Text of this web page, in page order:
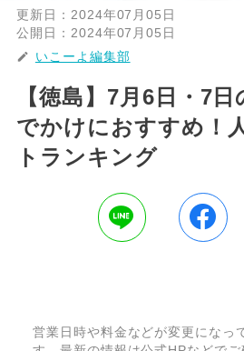
更新日： 2024年07月05日
公開日： 2024年07月05日
いこーよ編集部
【徳島】7月6日・7
でかけにおすすめ！
トランキング
営業日時や料金などが変更になっ